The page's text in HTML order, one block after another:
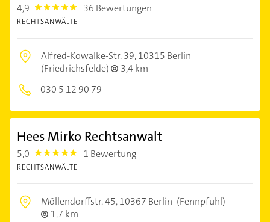
4,9 4.9 36 Bewertungen
RECHTSANWÄLTE
Alfred-Kowalke-Str. 39,10315 Berlin
(Friedrichsfelde)
3,4 km
030 5 12 90 79
Hees Mirko Rechtsanwalt
5,0 5.0 1 Bewertung
RECHTSANWÄLTE
Möllendorffstr. 45,10367 Berlin (Fennpfuhl)
1,7 km